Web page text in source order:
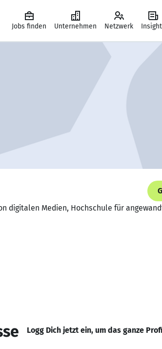
Jobs finden Unternehmen Netzwerk
digitalen Medien, Hochschule für
Logg Dich jetzt ein, um das ganze